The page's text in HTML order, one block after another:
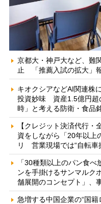
京都大・神戸大など、難
止 「推薦入試の拡大」
キオクシアなどAI関連株
投資妙味 資産1.5億円超
時」と考える防衛・食品
【クレジット決済代行
資をしながら「20年以上
リ 営業現場では“自転車
「30種類以上のパン食
ンを手掛けるサンマル
舗展開のコンセプト」、
急増する中国企業の“国